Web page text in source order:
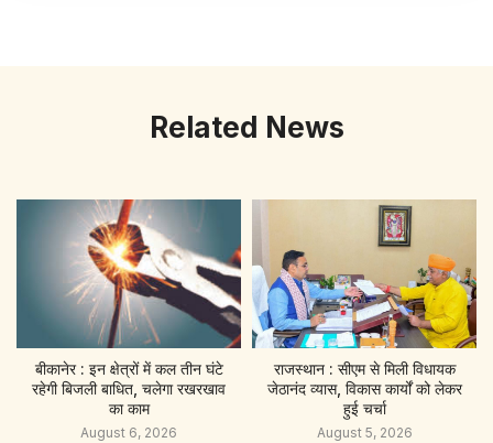
Related News
बीकानेर : इन क्षेत्रों में कल तीन घंटे
रहेगी बिजली बाधित, चलेगा रखरखाव
का काम
August 6, 2026
राजस्थान : सीएम से मिली विधायक
जेठानंद व्यास, विकास कार्यों को लेकर
हुई चर्चा
August 5, 2026